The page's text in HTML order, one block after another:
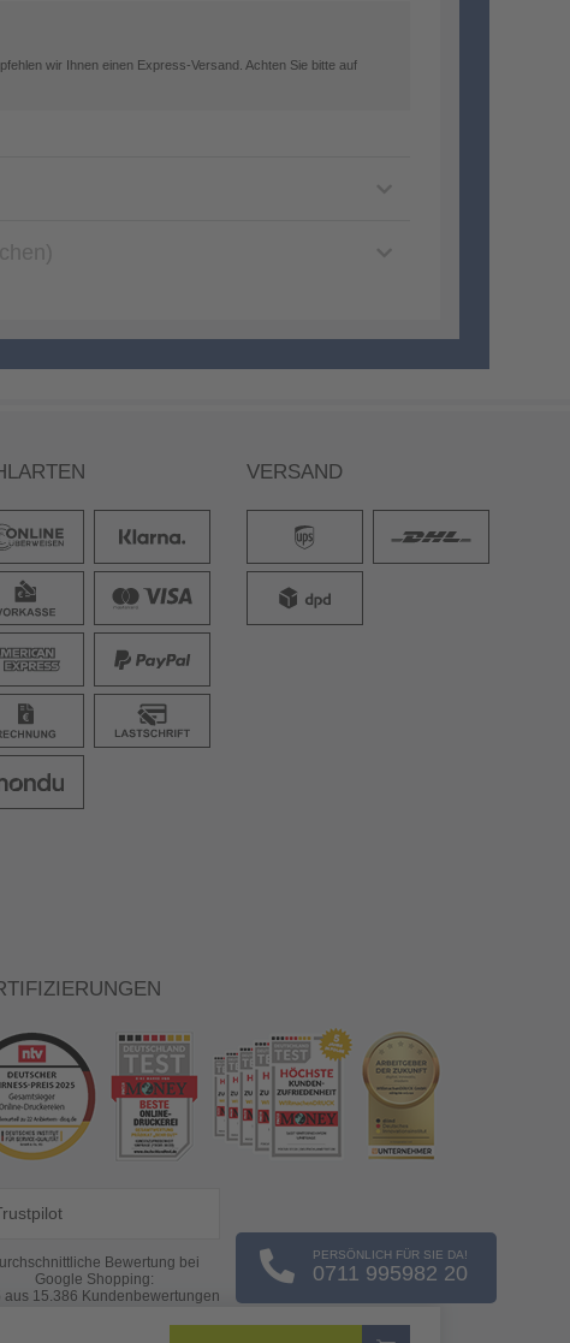
wir Ihnen einen Express-Versand. Achten Sie bitte auf
PERSÖNLICH FÜR SIE DA!
0711 995982 20
VERSAND
Bewertung bei
Google Shopping:
aus 15.386 Kundenbewertungen